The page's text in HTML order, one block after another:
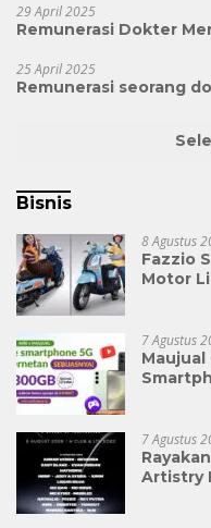
29 April 2025
Remunerasi Dokter
25 April 2025
Remunerasi seorang
Bisnis
8 Agustus
Fazzio
Motor
7 Agustus
Maujual
7 Agustus
Artistry